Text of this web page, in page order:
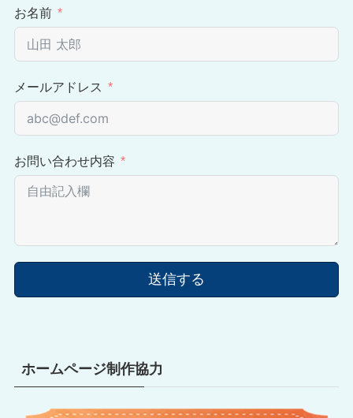
お名前
メールアドレス
お問い合わせ内容
送信する
ホームページ制作協力